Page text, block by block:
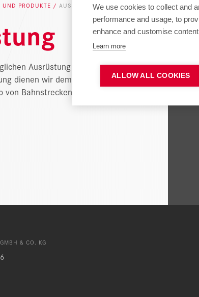
UND PRODUKTE AUSRÜSTUNG
Ausrüstung und
dienen wir dem effizienten und
von Bahnstrecken.
& CO. KG
We use cookies to collect and
performance and usage, to
enhance and customise
Learn more
ALLOW ALL COOKIES